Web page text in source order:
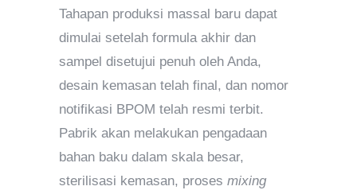
Tahapan produksi massal baru dapat
dimulai setelah formula akhir dan
sampel disetujui penuh oleh Anda,
desain kemasan telah final, dan nomor
notifikasi BPOM telah resmi terbit.
Pabrik akan melakukan pengadaan
bahan baku dalam skala besar,
sterilisasi kemasan, proses mixing